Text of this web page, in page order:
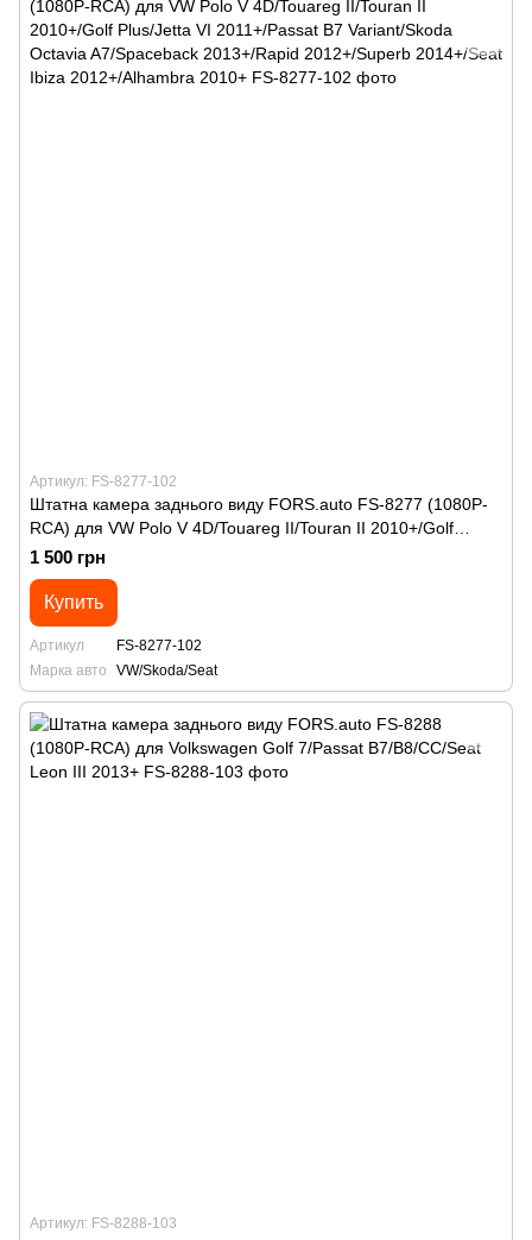
Артикул: FS-8277-102
Штатна камера заднього виду FORS.auto FS-8277 (1080P-
RCA) для VW Polo V 4D/Touareg II/Touran II 2010+/Golf
Plus/Jetta VI 2011+/Passat B7 Variant/Skoda Octavia
A7/Spaceback 2013+/Rapid 2012+/Superb 2014+/Seat Ibiza
2012+/Alhambra 2010+
1 500 грн
Купить
Артикул
FS-8277-102
Марка авто
VW/Skoda/Seat
Артикул: FS-8288-103